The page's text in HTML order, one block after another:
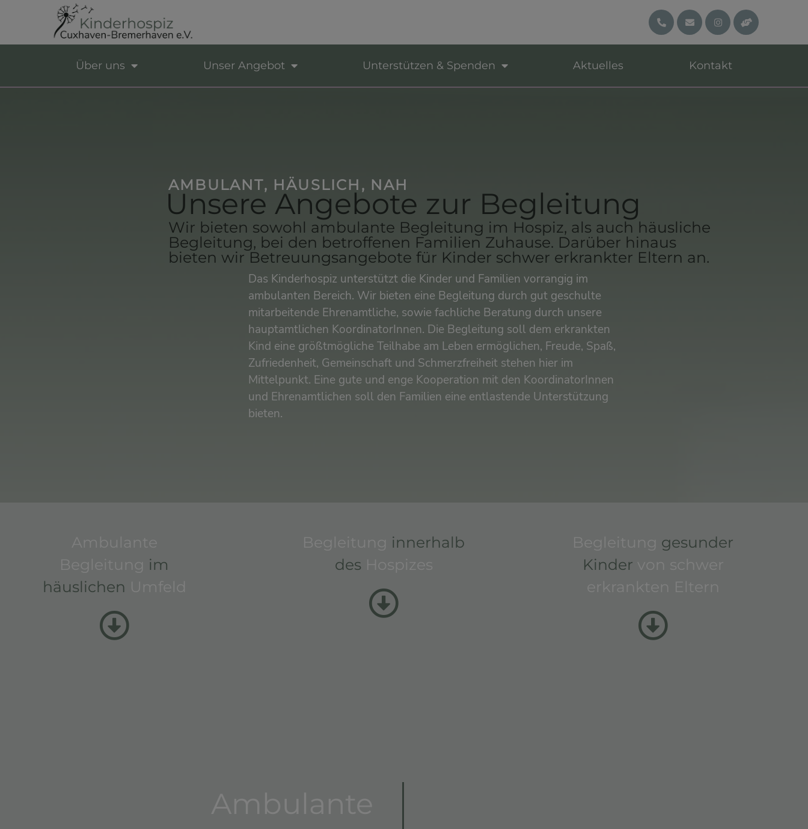
Über uns Unser Angebot Unterstützen & Spenden Aktuelles Kontakt
AMBULANT, HÄUSLICH, NAH
Unsere Angebote zur Begleitung
Wir bieten sowohl ambulante Begleitung im Hospiz, als auch häusliche
Begleitung, bei den betroffenen Familien Zuhause. Darüber hinaus
bieten wir Betreuungsangebote für Kinder schwer erkrankter Eltern an.
Das Kinderhospiz unterstützt die Kinder und Familien vorrangig im
ambulanten Bereich. Wir bieten eine Begleitung durch gut geschulte
mitarbeitende Ehrenamtliche, sowie fachliche Beratung durch unsere
hauptamtlichen KoordinatorInnen. Die Begleitung soll dem erkrankten
Kind eine größtmögliche Teilhabe am Leben ermöglichen, Freude, Spaß,
Zufriedenheit, Gemeinschaft und Schmerzfreiheit stehen hier im
Mittelpunkt. Eine gute und enge Kooperation mit den KoordinatorInnen
und Ehrenamtlichen soll den Familien eine entlastende Unterstützung
bieten.
im
häuslichen
innerhalb
des
gesunder
Kinder